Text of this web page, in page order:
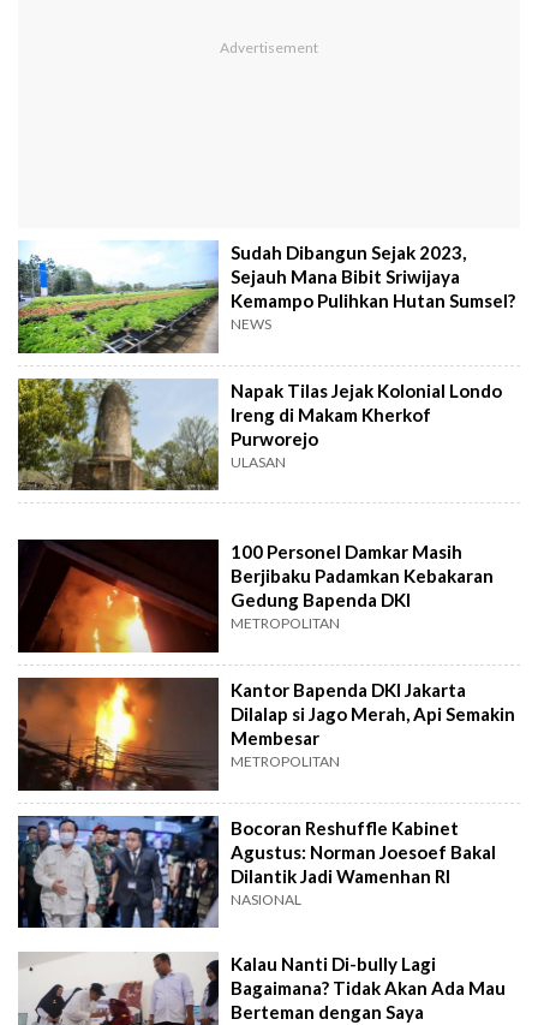
Sudah Dibangun Sejak 2023,
Sejauh Mana Bibit Sriwijaya
Kemampo Pulihkan Hutan Sumsel?
NEWS
Napak Tilas Jejak Kolonial Londo
Ireng di Makam Kherkof
Purworejo
ULASAN
100 Personel Damkar Masih
Berjibaku Padamkan Kebakaran
Gedung Bapenda DKI
METROPOLITAN
Kantor Bapenda DKI Jakarta
Dilalap si Jago Merah, Api Semakin
Membesar
METROPOLITAN
Bocoran Reshuffle Kabinet
Agustus: Norman Joesoef Bakal
Dilantik Jadi Wamenhan RI
NASIONAL
Kalau Nanti Di-bully Lagi
Bagaimana? Tidak Akan Ada Mau
Berteman dengan Saya